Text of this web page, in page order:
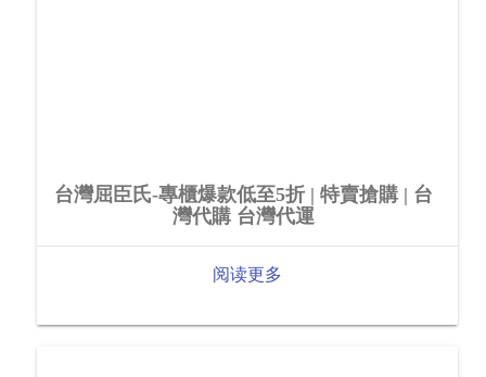
台灣屈臣氏-專櫃爆款低至5折 | 特賣搶購 | 台
灣代購 台灣代運
阅读更多